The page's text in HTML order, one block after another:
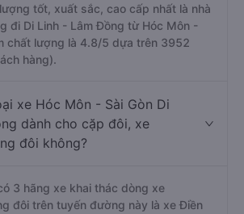
tốt, xuất sắc, cao cấp nhất là nhà
đi Di Linh - Lâm Đồng từ Hóc Môn -
chất lượng là 4.8/5 dựa trên 3952
hàng).
xe Hóc Môn - Sài Gòn Di
dành cho cặp đôi, xe
đôi không?
3 hãng xe khai thác dòng xe
đôi trên tuyến đường này là xe Điền